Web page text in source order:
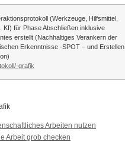
(Werkzeuge, Hilfsmittel,
KI) für Phase Abschließen inklusive
erstellt (Nachhaltiges Verankern der
Erkenntnisse -SPOT – und Erstellen
grafik
Arbeiten nutzen
Arbeit grob checken